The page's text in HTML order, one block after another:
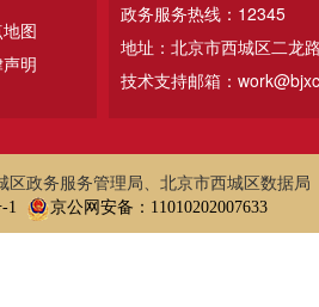
图
明
政务服务热线：12345
地址：北京市西城区二龙
技术支持邮箱：
政务服务管理局、北京市西城区数据局
1 京公网安备：11010202007633